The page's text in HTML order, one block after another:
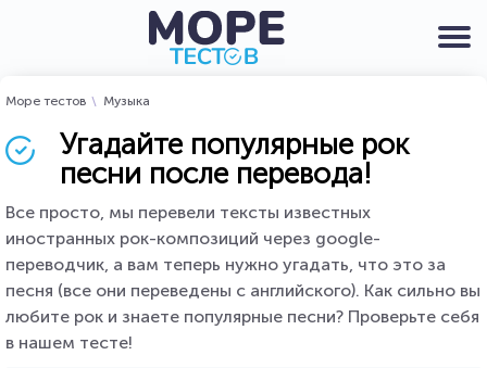
Море тестов Музыка
Угадайте популярные рок
песни после перевода!
Все просто, мы перевели тексты известных
иностранных рок-композиций через google-
переводчик, а вам теперь нужно угадать, что это за
песня (все они переведены с английского). Как сильно вы
любите рок и знаете популярные песни? Проверьте себя
в нашем тесте!